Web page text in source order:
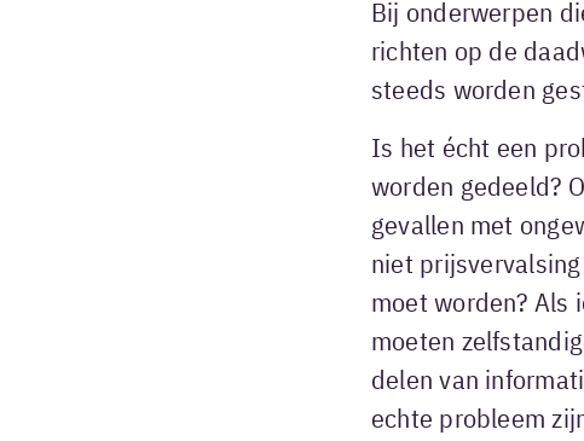
Bij onderwerpen
richten op de
steeds worden
Is het écht een
worden gedeeld?
gevallen met
niet
moet worden? Als
moeten
delen van
echte probleem